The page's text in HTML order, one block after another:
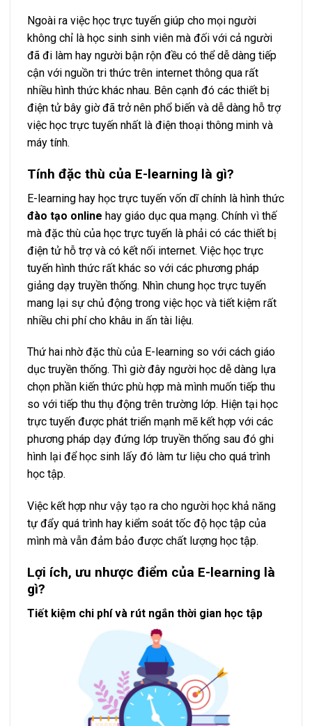
Ngoài ra việc học trực tuyến giúp cho mọi người
không chỉ là học sinh sinh viên mà đối với cả người
đã đi làm hay người bận rộn đều có thể dễ dàng tiếp
cận với nguồn tri thức trên internet thông qua rất
nhiều hình thức khác nhau. Bên cạnh đó các thiết bị
điện tử bây giờ đã trở nên phổ biến và dễ dàng hỗ trợ
việc học trực tuyến nhất là điện thoại thông minh và
máy tính.
Tính đặc thù của E-learning là gì?
E-learning hay học trực tuyến vốn dĩ chính là hình thức
đào tạo online hay giáo dục qua mạng. Chính vì thế
mà đặc thù của học trực tuyến là phải có các thiết bị
điện tử hỗ trợ và có kết nối internet. Việc học trực
tuyến hình thức rất khác so với các phương pháp
giảng dạy truyền thống. Nhìn chung học trực tuyến
mang lại sự chủ động trong việc học và tiết kiệm rất
nhiều chi phí cho khâu in ấn tài liệu.
Thứ hai nhờ đặc thù của E-learning so với cách giáo
dục truyền thống. Thì giờ đây người học dễ dàng lựa
chọn phần kiến thức phù hợp mà mình muốn tiếp thu
so với tiếp thu thụ động trên trường lớp. Hiện tại học
trực tuyến được phát triển mạnh mẽ kết hợp với các
phương pháp dạy đứng lớp truyền thống sau đó ghi
hình lại để học sinh lấy đó làm tư liệu cho quá trình
học tập.
Việc kết hợp như vậy tạo ra cho người học khả năng
tự đẩy quá trình hay kiểm soát tốc độ học tập của
mình mà vẫn đảm bảo được chất lượng học tập.
Lợi ích, ưu nhược điểm của E-learning là
gì?
Tiết kiệm chi phí và rút ngắn thời gian học tập